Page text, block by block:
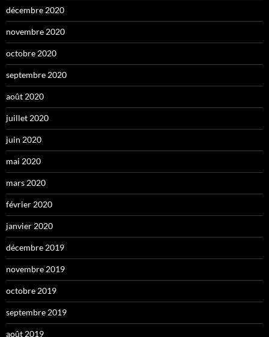
décembre 2020
novembre 2020
octobre 2020
septembre 2020
août 2020
juillet 2020
juin 2020
mai 2020
mars 2020
février 2020
janvier 2020
décembre 2019
novembre 2019
octobre 2019
septembre 2019
août 2019